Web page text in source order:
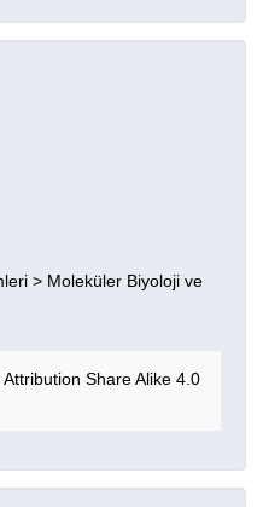
> Moleküler Biyoloji ve
Share Alike 4.0